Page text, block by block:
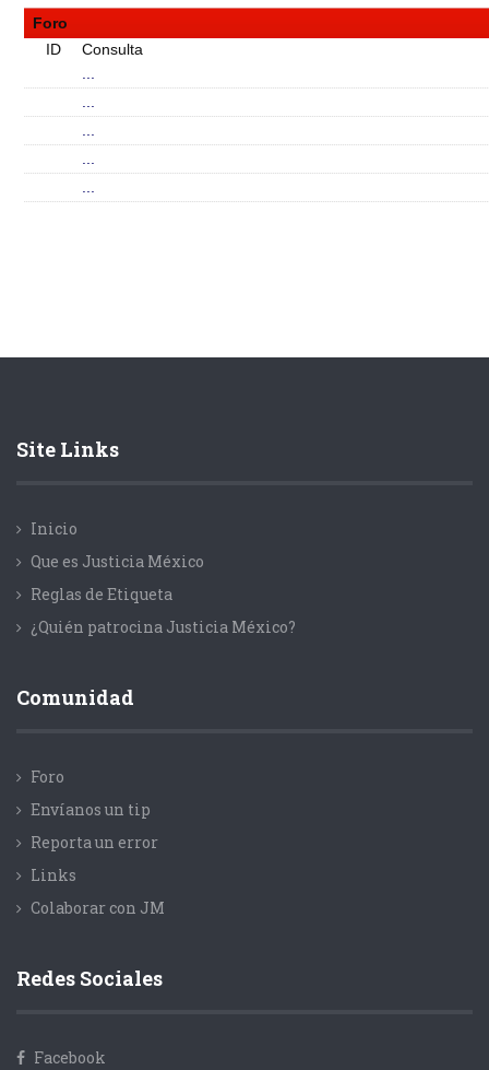
Foro
ID
Consulta
Site Links
Inicio
Que es Justicia México
Reglas de Etiqueta
¿Quién patrocina Justicia México?
Comunidad
Foro
Envíanos un tip
Reporta un error
Links
Colaborar con JM
Redes Sociales
Facebook